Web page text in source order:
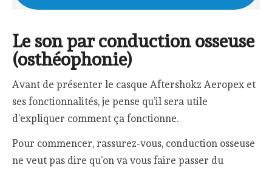
Le son par conduction osseuse
(osthéophonie)
Avant de présenter le casque Aftershokz Aeropex et
ses fonctionnalités, je pense qu’il sera utile
d’expliquer comment ça fonctionne.
Pour commencer, rassurez-vous, conduction osseuse
ne veut pas dire qu’on va vous faire passer du